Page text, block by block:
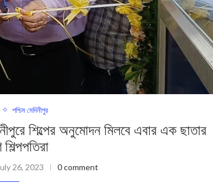
পশ্চিম মেদিনীপুর
শিল্পের অনুমোদন মিলবে এবার এক ছাতার
26, 2023 0 comment